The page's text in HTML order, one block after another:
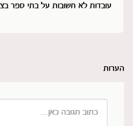
עובדות לא חשובות על בתי ספר
הערות